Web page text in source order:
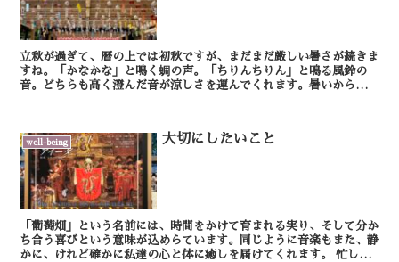
立秋が過ぎて、暦の上では初秋ですが、まだまだ厳しい暑さが続きま
すね。「かなかな」と鳴く蜩の声。「ちりんちりん」と鳴る風鈴の
音。どちらも高く澄んだ音が涼しさを運んでくれます。暑いからこ
well-being 大切にしたいこと
「葡萄畑」という名前には、時間をかけて育まれる実り、そして分か
ち合う喜びという意味が込めらています。同じように音楽もまた、静
かに、けれど確かに私達の心と体に癒しを届けてくれます。 忙しさ